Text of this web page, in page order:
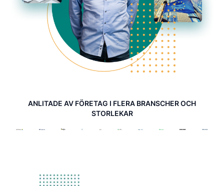
ANLITADE AV FÖRETAG I FLERA BRANSCHER OCH
STORLEKAR